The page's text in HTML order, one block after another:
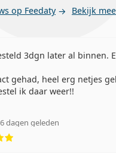
op Feedaty Bekijk
3dgn later al binnen.
gehad, heel erg netjes
ik daar weer!!
dagen geleden
Beoordeling 5 van 5